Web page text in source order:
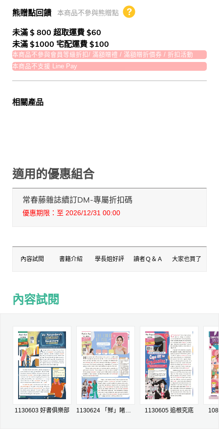
熊贈點回饋 本商品不參與熊贈點 熊贈點回饋辦法
未滿 $ 800 超取運費 $60
未滿 $1000 宅配運費 $100
本商品不參與會員等級折扣/ 滿額贈禮 / 滿額贈折價券 / 折扣活動
本商品不支援 Line Pay
相關產品
適用的優惠組合
常春藤雜誌續訂DM-專屬折扣碼
優惠期限：至 2026/12/31 00:00
內容試閱 書籍介紹 學長姐好評 讀者Ｑ＆Ａ 大家也買了
內容試閱
1130603 好書俱樂部 1130624 「鮮」睹為快 1130605 追根究底